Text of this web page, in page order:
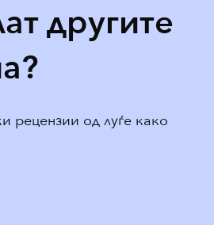
другите
рецензии од луѓе како